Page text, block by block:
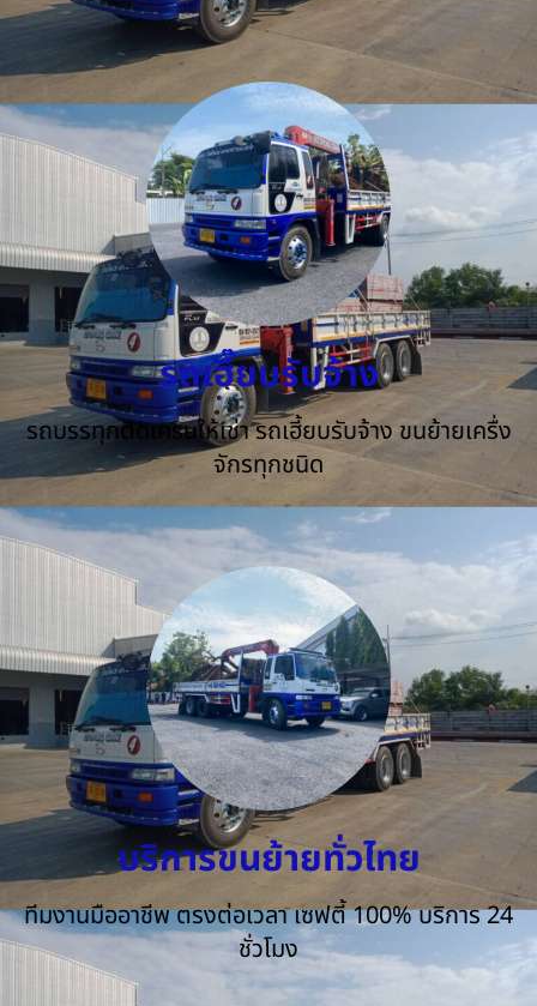
รถเฮี๊ยบรับจ้าง
รถบรรทุกติดเครนให้เช่า รถเฮี้ยบรับจ้าง ขนย้ายเครื่ง
จักรทุกชนิด
บริการขนย้ายทั่วไทย
ทีมงานมืออาชีพ ตรงต่อเวลา เซฟตี้ 100% บริการ 24
ชั่วโมง